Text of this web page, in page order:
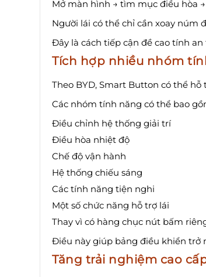
Mở màn hình → tìm mục điều hòa
Người lái có thể chỉ cần xoay núm
Đây là cách tiếp cận đề cao tính
Tích hợp nhiều nhóm
Theo BYD, Smart Button có thể
Các nhóm tính năng có thể bao
Điều chỉnh hệ thống giải trí
Điều hòa nhiệt độ
Chế độ vận hành
Hệ thống chiếu sáng
Các tính năng tiện nghi
Một số chức năng hỗ trợ lái
Thay vì có hàng chục nút bấm
Điều này giúp bảng điều khiển trở
Tăng trải nghiệm cao